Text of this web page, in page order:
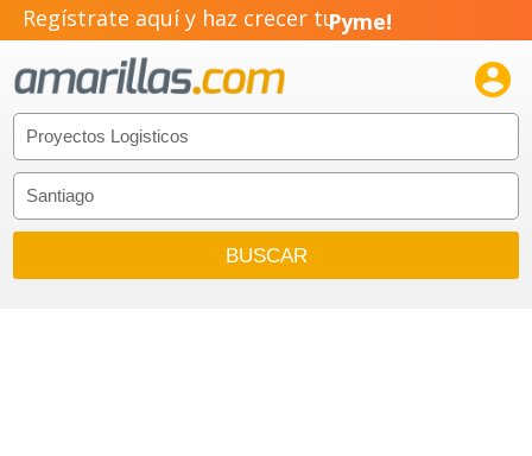
Regístrate aquí y haz crecer tuPyme!
Emprendimiento!
